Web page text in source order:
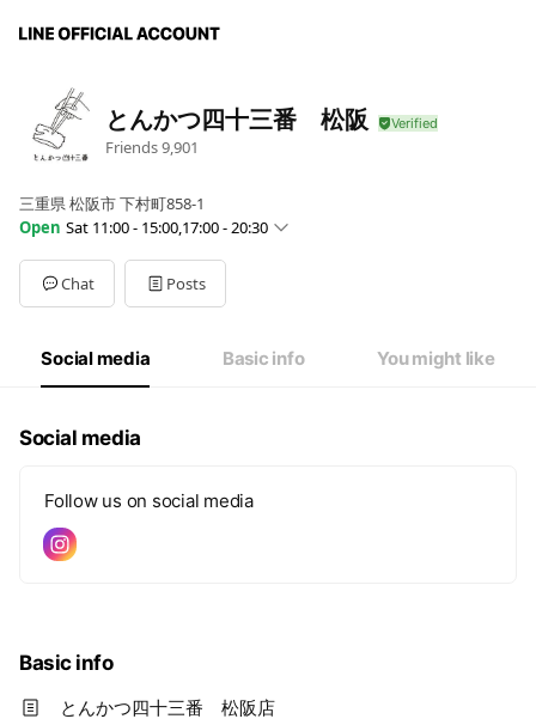
とんかつ四十三番 松阪
Friends9,901
三重県 松阪市 下村町858-1
Open Sat 11:00 - 15:00,17:00 - 20:30
Sun11:00 - 15:00,17:00 - 20:30
Mon11:00 - 15:00,17:00 - 20:30
Tue
00:00 - 00:00
11:00 - 15:00,17:00 - 20:30
11:00 - 15:00,17:00 - 20:30
Sat11:00 - 15:00,17:00 - 20:30
Chat Posts
Social media Basic info You might like
Social media
Follow us on social media
Basic info
とんかつ四十三番 松阪店